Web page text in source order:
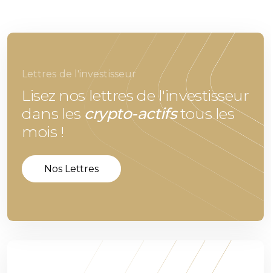
Lettres de l'investisseur
Lisez nos lettres de l'investisseur
dans les crypto-actifstous les
mois !
Nos Lettres